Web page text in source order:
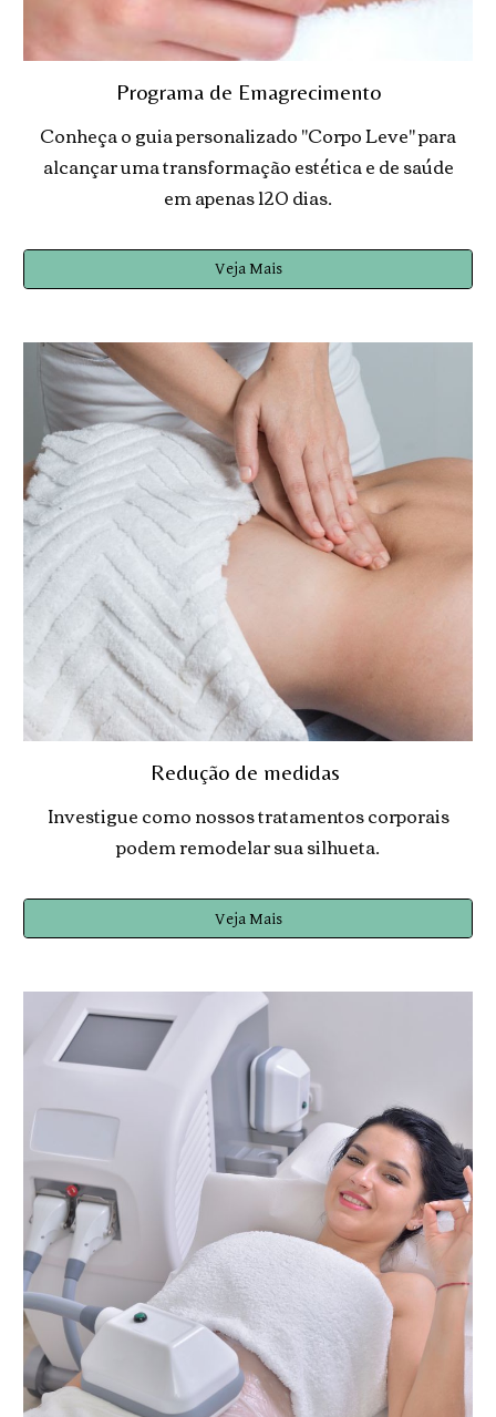
Programa de Emagrecimento
Conheça o guia personalizado "Corpo Leve" para
alcançar uma transformação estética e de saúde
em apenas 120 dias.
Veja Mais
Redução de medidas
Investigue como nossos tratamentos corporais
podem remodelar sua silhueta.
Veja Mais